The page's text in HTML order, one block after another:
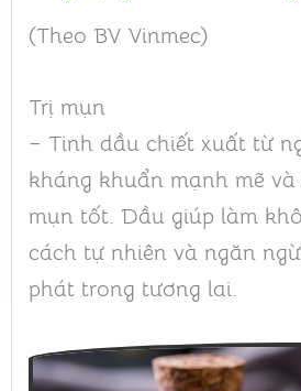
(Theo BV Vinmec)
Trị mụn
– Tinh dầu chiết xuất từ
kháng khuẩn mạnh mẽ
mụn tốt. Dầu giúp làm
cách tự nhiên và ngăn
phát trong tương lai.